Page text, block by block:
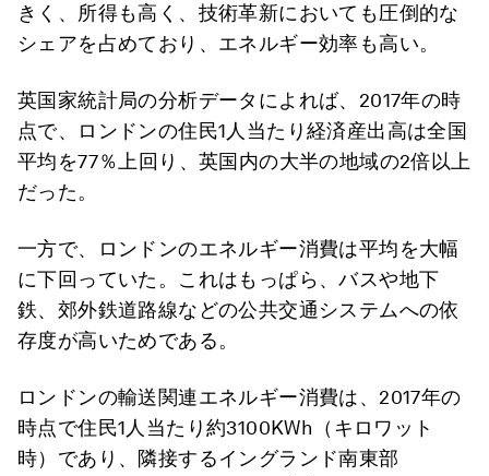
きく、所得も高く、技術革新においても圧倒的な
シェアを占めており、エネルギー効率も高い。
英国家統計局の分析データによれば、2017年の時
点で、ロンドンの住民1人当たり経済産出高は全国
平均を77％上回り、英国内の大半の地域の2倍以上
だった。
一方で、ロンドンのエネルギー消費は平均を大幅
に下回っていた。これはもっぱら、バスや地下
鉄、郊外鉄道路線などの公共交通システムへの依
存度が高いためである。
ロンドンの輸送関連エネルギー消費は、2017年の
時点で住民1人当たり約3100KWh（キロワット
時）であり、隣接するイングランド南東部